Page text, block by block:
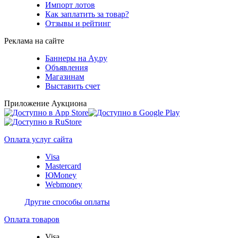
Импорт лотов
Как заплатить за товар?
Отзывы и рейтинг
Реклама на сайте
Баннеры на Ау.ру
Объявления
Магазинам
Выставить счет
Приложение Аукциона
Оплата услуг сайта
Visa
Mastercard
ЮMoney
Webmoney
Другие способы оплаты
Оплата товаров